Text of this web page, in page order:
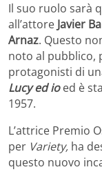
Il suo ruolo sarà
all’attore Javier
Arnaz. Questo
noto al pubblico,
protagonisti di
Lucy ed io ed è
1957.
L’attrice Premio
per Variety, ha
questo nuovo